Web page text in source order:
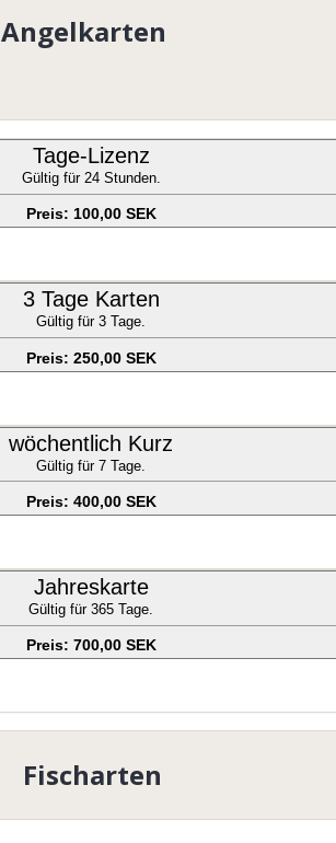
Angelkarten
Tage-Lizenz
Gültig für 24 Stunden.
Preis: 100,00 SEK
3 Tage Karten
Gültig für 3 Tage.
Preis: 250,00 SEK
wöchentlich Kurz
Gültig für 7 Tage.
Preis: 400,00 SEK
Jahreskarte
Gültig für 365 Tage.
Preis: 700,00 SEK
Fischarten